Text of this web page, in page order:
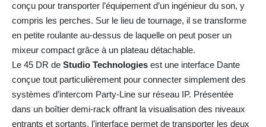
conçu pour transporter l’équipement d’un ingénieur du son, y
compris les perches. Sur le lieu de tournage, il se transforme
en petite roulante au-dessus de laquelle on peut poser un
mixeur compact grâce à un plateau détachable.
Le 45 DR de Studio Technologies est une interface Dante
conçue tout particulièrement pour connecter simplement des
systèmes d’intercom Party-Line sur réseau IP. Présentée
dans un boîtier demi-rack offrant la visualisation des niveaux
entrants et sortants, l’interface permet de transporter les deux